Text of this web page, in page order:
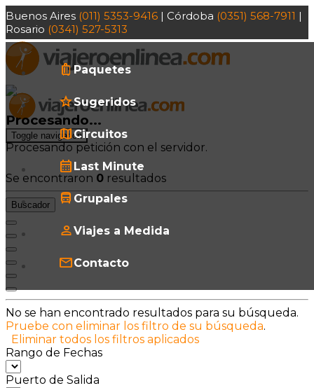
Buenos Aires (011) 5353-9416 | Córdoba (0351) 568-7911 |
Rosario (0341) 527-5313
Toggle navigation
Paquetes
Sugeridos
Circuitos
Last Minute
Grupales
Viajes a Medida
Contacto
Procesando...
Procesando petición con el servidor.
Se encontraron 0 resultados
Buscador
No se han encontrado resultados para su búsqueda.
Pruebe con eliminar los filtro de su búsqueda.
Eliminar todos los filtros aplicados
Rango de Fechas
Puerto de Salida